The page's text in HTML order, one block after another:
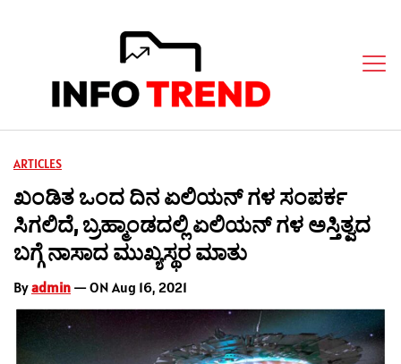
ARTICLES
ಖಂಡಿತ ಒಂದ ದಿನ ಏಲಿಯನ್ ಗಳ ಸಂಪರ್ಕ
ಸಿಗಲಿದೆ, ಬ್ರಹ್ಮಾಂಡದಲ್ಲಿ ಏಲಿಯನ್ ಗಳ ಅಸ್ತಿತ್ವದ
ಬಗ್ಗೆ ನಾಸಾದ ಮುಖ್ಯಸ್ಥರ ಮಾತು
Byadmin — ON Aug 16, 2021